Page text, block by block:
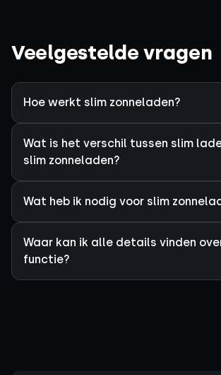
Veelgestelde vragen
Hoe werkt slim zonneladen?
Wat is het verschil tussen slim
slim zonneladen?
Wat heb ik nodig voor slim
Waar kan ik alle details vinden
functie?